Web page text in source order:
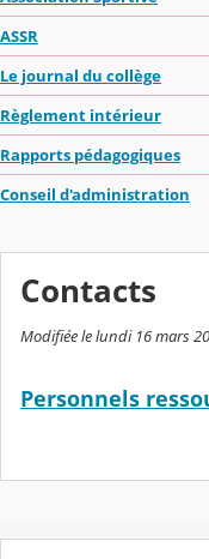
ASSR
Le journal du collège
Règlement intérieur
Rapports pédagogiques
Conseil d'administration
Contacts
Modifiée le lundi 16 mars
Personnels